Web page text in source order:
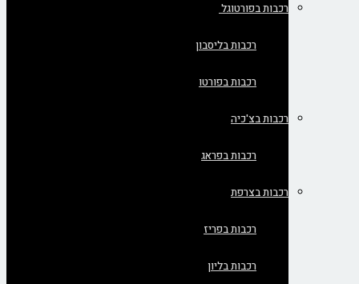
רכבות בפורטוגל
רכבות בליסבון
רכבות בפורטו
רכבות בצ'כיה
רכבות בפראג
רכבות בצרפת
רכבות בפריז
רכבות בליון